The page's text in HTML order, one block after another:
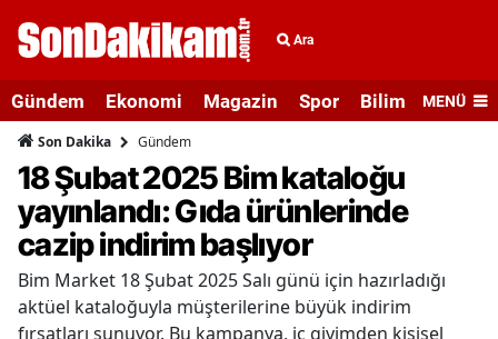
Ara
Gündem Ekonomi Magazin Spor Bilim veMENÜ
Son Dakika Gündem
18 Şubat 2025 Bim kataloğu
yayınlandı: Gıda ürünlerinde
cazip indirim başlıyor
Bim Market 18 Şubat 2025 Salı günü için hazırladığı
aktüel kataloğuyla müşterilerine büyük indirim
fırsatları sunuyor. Bu kampanya, iç giyimden kişisel